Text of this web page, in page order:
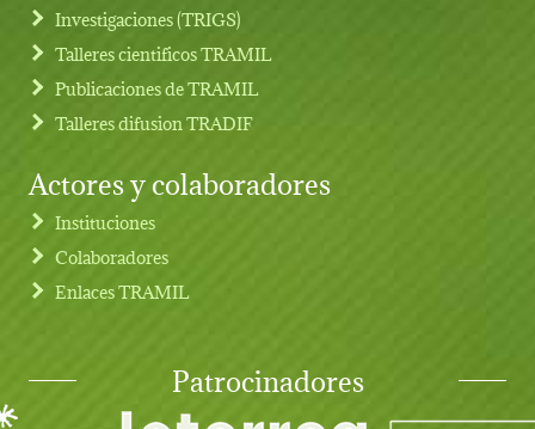
Investigaciones (TRIGS)
Talleres cientificos TRAMIL
Publicaciones de TRAMIL
Talleres difusion TRADIF
Actores y colaboradores
Instituciones
Colaboradores
Enlaces TRAMIL
Patrocinadores